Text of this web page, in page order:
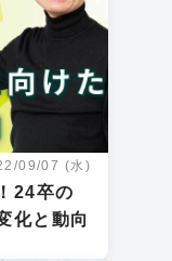
09/07 (水)
24卒の
化と動向